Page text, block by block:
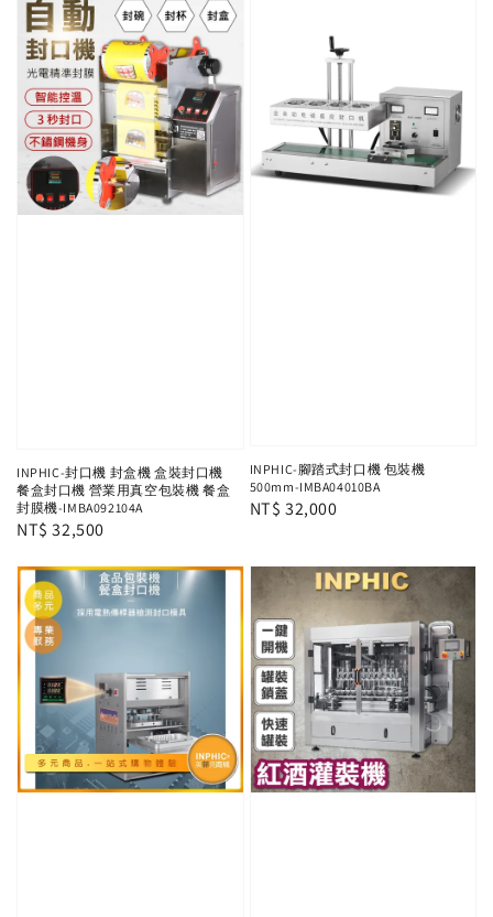
INPHIC-封口機 封盒機 盒裝封口機
餐盒封口機 營業用真空包裝機 餐盒
封膜機-IMBA092104A
Regular
NT$ 32,500
INPHIC-腳踏式封口機 包裝機
500mm-IMBA04010BA
Regular
NT$ 32,000